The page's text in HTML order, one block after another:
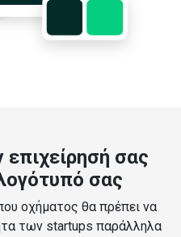
επιχείρησή σας
σας
οχήματος θα πρέπει να
των startups παράλληλα